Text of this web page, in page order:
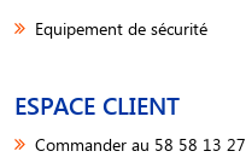
Equipement de sécurité
ESPACE CLIENT
Commander au 58 58 13 27